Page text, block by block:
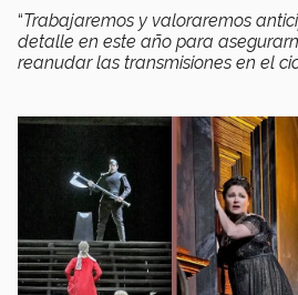
“Trabajaremos y valoraremos
detalle en este año para
reanudar las transmisiones en el